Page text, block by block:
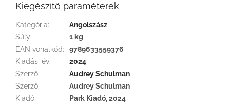
Kiegészítő paraméterek
Kategória:
Angolszász
Súly:
1 kg
EAN vonalkód:
9789633559376
Kiadási év:
2024
Szerző:
Audrey Schulman
Szerző:
Audrey Schulman
Kiadó:
Park Kiadó, 2024